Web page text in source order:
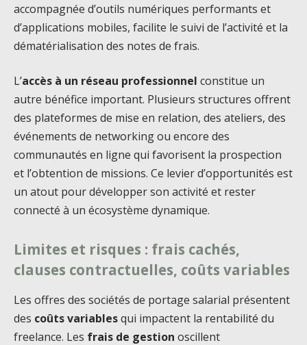
accompagnée d’outils numériques performants et
d’applications mobiles, facilite le suivi de l’activité et la
dématérialisation des notes de frais.
L’accès à un réseau professionnel constitue un
autre bénéfice important. Plusieurs structures offrent
des plateformes de mise en relation, des ateliers, des
événements de networking ou encore des
communautés en ligne qui favorisent la prospection
et l’obtention de missions. Ce levier d’opportunités est
un atout pour développer son activité et rester
connecté à un écosystème dynamique.
Limites et risques : frais cachés,
clauses contractuelles, coûts variables
Les offres des sociétés de portage salarial présentent
des coûts variablesqui impactent la rentabilité du
freelance. Les frais de gestion oscillent